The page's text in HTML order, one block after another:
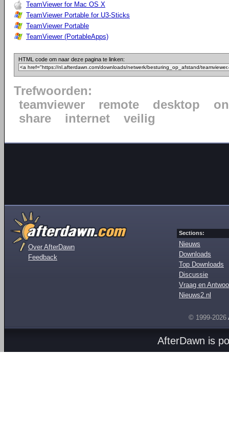
TeamViewer for Mac OS X
TeamViewer Portable for U3-Sticks
TeamViewer Portable
TeamViewer (PortableApps)
HTML code om naar deze pagina te linken:
Trefwoorden:
teamviewer
remote desktop
share
internet veilig
Over AfterDawn
Feedback
Sections:
Nieuws
Downloads
Top Downloads
Discussie
Vraag en
Nieuws2.nl
© 1999-2026
AfterDawn is